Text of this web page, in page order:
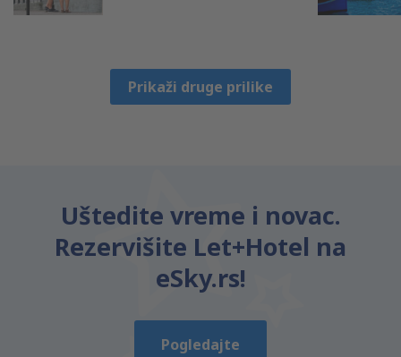
Prikaži druge prilike
Uštedite vreme i novac.
Rezervišite Let+Hotel na
eSky.rs!
Pogledajte